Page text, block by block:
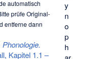
y
n
o
p
h
automatisch
prüfe Original-
entferne dann
Kapitel 1.1 –